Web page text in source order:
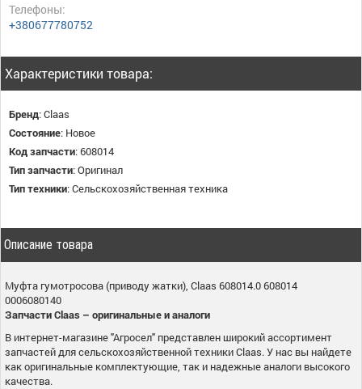
Телефоны:
+380677780752
Характеристики товара:
Бренд:Claas
Состояние: Новое
Код запчасти:608014
Тип запчасти:Оригинал
Тип техники:Сельскохозяйственная техника
Описание товара
Муфта гумотросова (приводу жатки), Claas 608014.0 608014
0006080140
Запчасти Claas – оригинальные и аналоги
В интернет-магазине "Агросел" представлен широкий ассортимент
запчастей для сельскохозяйственной техники Claas. У нас вы найдете
как оригинальные комплектующие, так и надежные аналоги высокого
качества.